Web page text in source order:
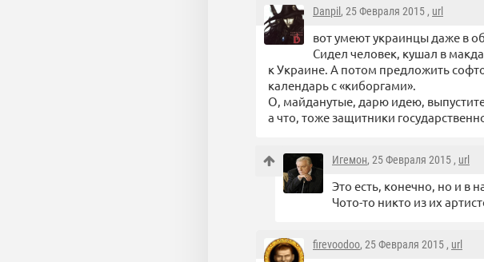
Danpil , 25 Февраля 2015 , url
вот умеют украинцы даже в
Сидел человек, кушал в
к Украине. А потом предложить
календарь с «киборгами».
О, майданутые, дарю идею,
а что, тоже защитники
Игемон, 25 Февраля 2015 , url
Это есть, конечно, но и в
Чото-то никто из их
firevoodoo, 25 Февраля 2015 , url